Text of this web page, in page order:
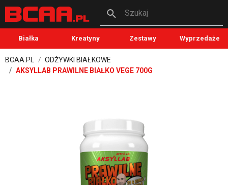
Szukaj
Białka Kreatyny Zestawy Wyprzedaże
BCAA.PL
ODŻYWKI BIAŁKOWE
AKSYLLAB PRAWILNE BIAŁKO VEGE 700G